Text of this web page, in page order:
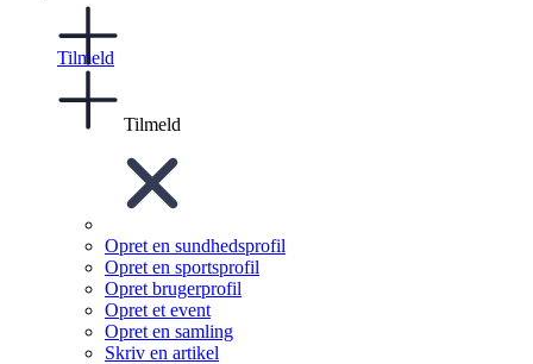
Tilmeld
Tilmeld
Opret en sundhedsprofil
Opret en sportsprofil
Opret brugerprofil
Opret et event
Opret en samling
Skriv en artikel